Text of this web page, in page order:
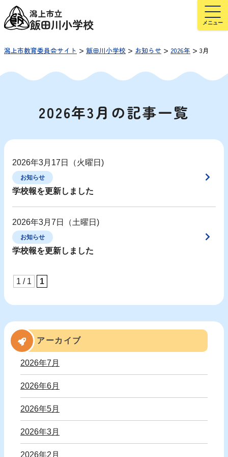
潟上市立
飯田川小学校
潟上市教育委員会サイト > 飯田川小学校 > お知らせ > 2026年 > 3月
2026年3月の記事一覧
2026年3月17日（火曜日)
お知らせ
学校報を更新しました
2026年3月7日（土曜日)
お知らせ
学校報を更新しました
1 / 1 1
アーカイブ
2026年7月
2026年6月
2026年5月
2026年3月
2026年2月